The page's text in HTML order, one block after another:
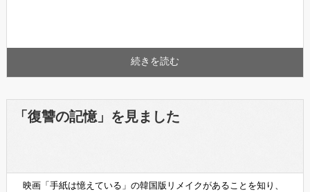
続きを読む
「復讐の記憶」を見ました
映画「手紙は憶えている」の韓国版リメイクがあることを知り、